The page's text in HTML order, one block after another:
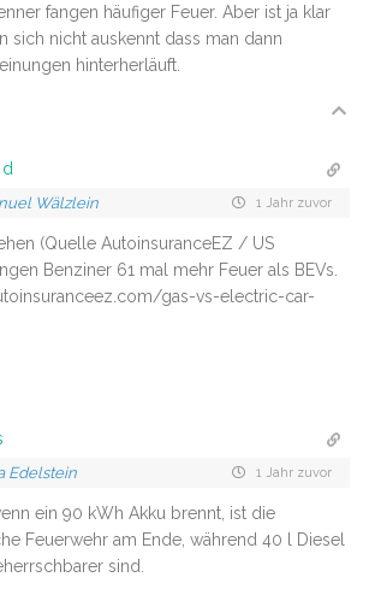
fangen häufiger Feuer. Aber ist ja klar
sich nicht auskennt dass man dann
hinterherläuft.
Wälzlein 1 Jahr zuvor
(Quelle AutoinsuranceEZ / US
Benziner 61 mal mehr Feuer als BEVs.
gas-vs-electric-car-
Edelstein 1 Jahr zuvor
ein 90 kWh Akku brennt, ist die
Feuerwehr am Ende, während 40 l Diesel
sind.